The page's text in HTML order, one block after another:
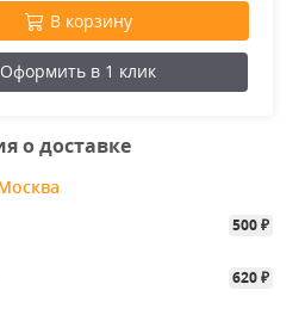
В корзину
Оформить в 1 клик
о доставке
500 ₽
620 ₽